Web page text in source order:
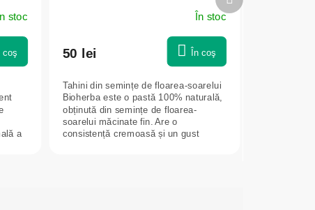
stoc
coş
a
În stoc
50 lei În coş
Tahini din semințe de floarea-soarelui
Bioherba este o pastă 100% naturală,
obținută din semințe de floarea-
soarelui măcinate fin. Are o
consistență cremoasă și un gust
următor